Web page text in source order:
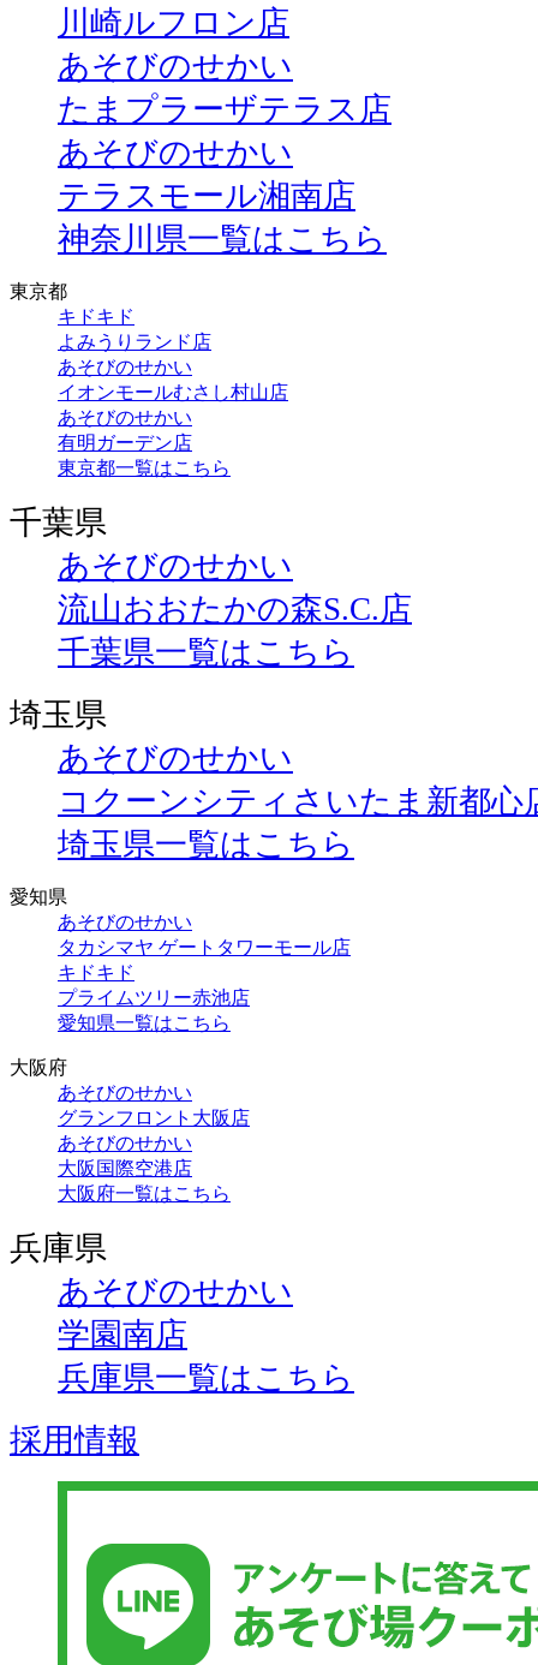
川崎ルフロン店
あそびのせかい
たまプラーザテラス店
あそびのせかい
テラスモール湘南店
神奈川県一覧はこちら
東京都
キドキド
よみうりランド店
あそびのせかい
イオンモールむさし村山店
あそびのせかい
有明ガーデン店
東京都一覧はこちら
千葉県
あそびのせかい
流山おおたかの森S.C.店
千葉県一覧はこちら
埼玉県
あそびのせかい
コクーンシティさいたま新都心
埼玉県一覧はこちら
愛知県
あそびのせかい
タカシマヤ ゲートタワーモール店
キドキド
プライムツリー赤池店
愛知県一覧はこちら
大阪府
あそびのせかい
グランフロント大阪店
あそびのせかい
大阪国際空港店
大阪府一覧はこちら
兵庫県
あそびのせかい
学園南店
兵庫県一覧はこちら
採用情報